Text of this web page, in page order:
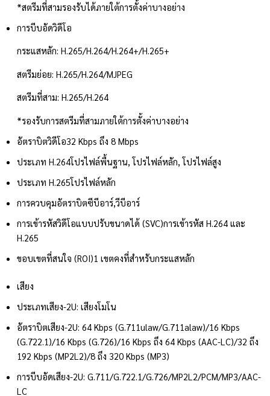
*สตรีมที่สามรองรับได้ภายใต้การตั้งค่าบางอย่าง
การบีบอัดวิดีโอ
กระแสหลัก: H.265/H.264/H.264+/H.265+
สตรีมย่อย: H.265/H.264/MJPEG
สตรีมที่สาม: H.265/H.264
*รองรับการสตรีมที่สามภายใต้การตั้งค่าบางอย่าง
อัตราบิตวิดีโอ32 Kbps ถึง 8 Mbps
ประเภท H.264โปรไฟล์พื้นฐาน, โปรไฟล์หลัก, โปรไฟล์สูง
ประเภท H.265โปรไฟล์หลัก
การควบคุมอัตราบิตซีบีอาร์,วีบีอาร์
การเข้ารหัสวิดีโอแบบปรับขนาดได้ (SVC)การเข้ารหัส H.264 และ
H.265
ขอบเขตที่สนใจ (ROI)1 เขตคงที่สำหรับกระแสหลัก
เสียง
ประเภทเสียง-2U: เสียงโมโน
อัตราบิตเสียง-2U: 64 Kbps (G.711ulaw/G.711alaw)/16 Kbps
(G.722.1)/16 Kbps (G.726)/16 Kbps ถึง 64 Kbps (AAC-LC)/32 ถึง
192 Kbps (MP2L2)/8 ถึง 320 Kbps (MP3)
การบีบอัดเสียง-2U: G.711/G.722.1/G.726/MP2L2/PCM/MP3/AAC-
LC